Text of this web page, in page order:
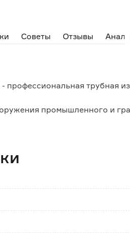
Советы Отзывы
профессиональная трубная
промышленного и
которая обеспечивает